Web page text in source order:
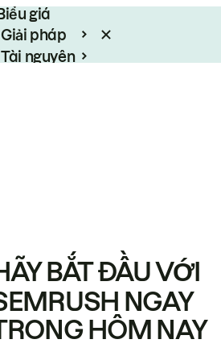
giá
Giải pháp
Tài nguyên
BẮT ĐẦU VỚI
NGAY
HÔM NAY